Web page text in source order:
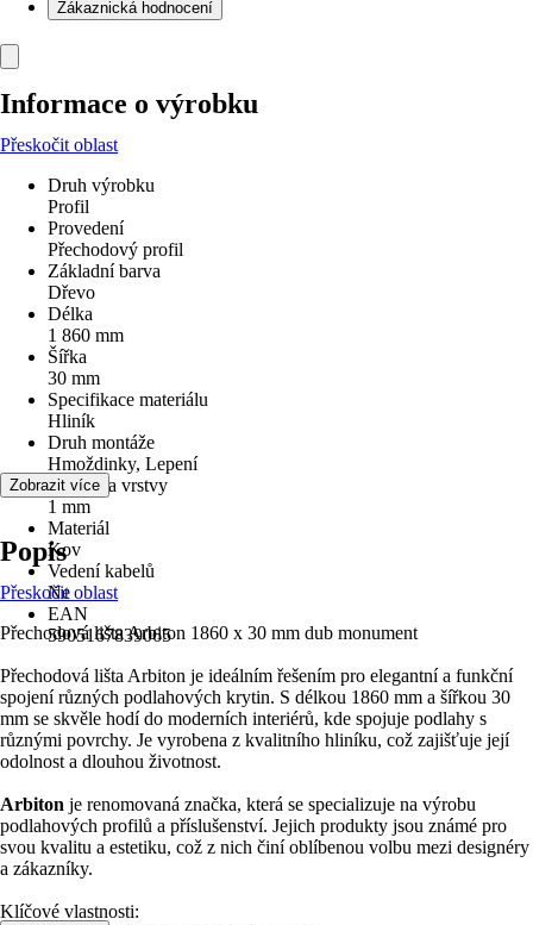
Zákaznická hodnocení
Informace o výrobku
Přeskočit oblast
Druh výrobku
Profil
Provedení
Přechodový profil
Základní barva
Dřevo
Délka
1 860 mm
Šířka
30 mm
Specifikace materiálu
Hliník
Druh montáže
Hmoždinky, Lepení
Tloušťka vrstvy
1 mm
Materiál
Kov
Vedení kabelů
Ne
EAN
5905167839065
Zobrazit více
Popis
Přeskočit oblast
Přechodová lišta Arbiton 1860 x 30 mm dub monument
Přechodová lišta Arbiton je ideálním řešením pro elegantní a funkční
spojení různých podlahových krytin. S délkou 1860 mm a šířkou 30
mm se skvěle hodí do moderních interiérů, kde spojuje podlahy s
různými povrchy. Je vyrobena z kvalitního hliníku, což zajišťuje její
odolnost a dlouhou životnost.
Arbiton je renomovaná značka, která se specializuje na výrobu
podlahových profilů a příslušenství. Jejich produkty jsou známé pro
svou kvalitu a estetiku, což z nich činí oblíbenou volbu mezi designéry
a zákazníky.
Klíčové vlastnosti: